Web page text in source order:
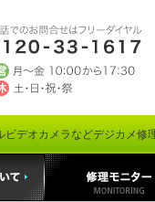
ビデオカメラなどデジカメ修